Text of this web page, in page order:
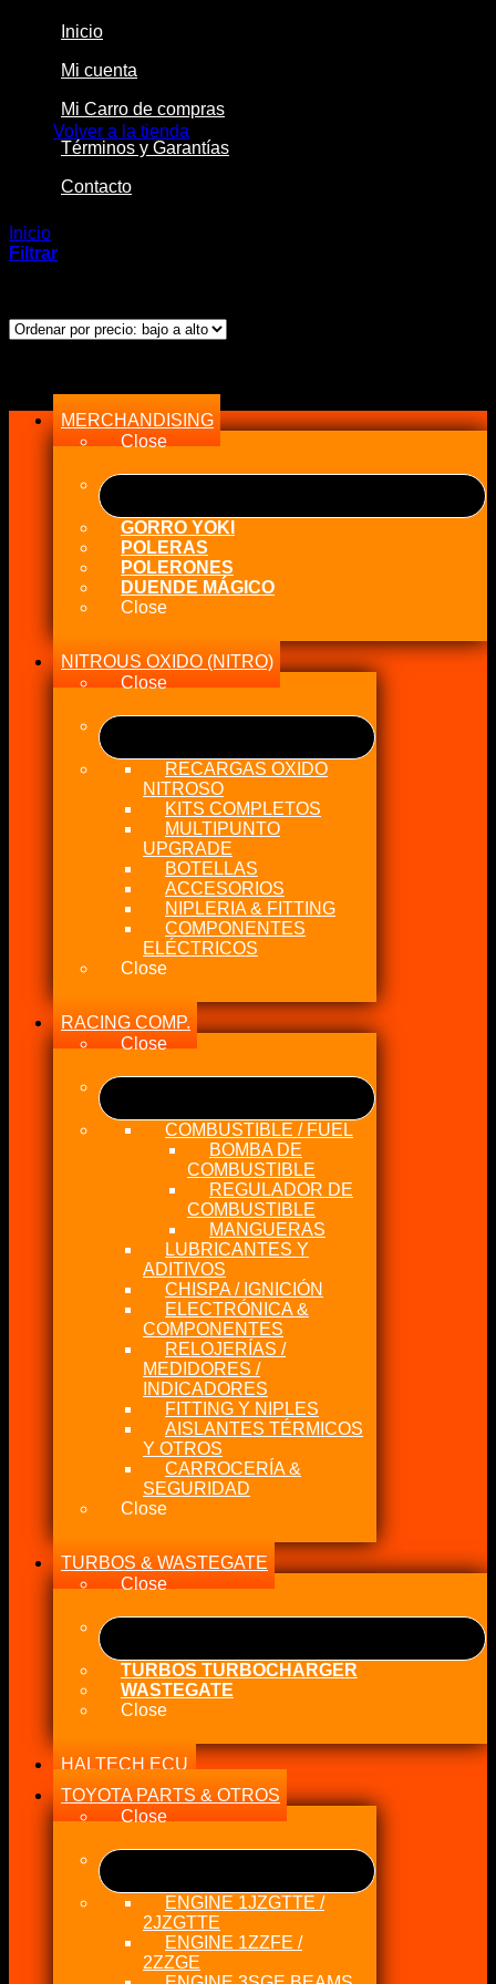
Volver a la tienda
Inicio
Mi cuenta
Mi Carro de compras
Términos y Garantías
Contacto
Inicio
Filtrar
MERCHANDISING
Close
GORRO YOKI
POLERAS
POLERONES
DUENDE MÁGICO
Close
NITROUS OXIDO (NITRO)
Close
RECARGAS OXIDO
NITROSO
KITS COMPLETOS
MULTIPUNTO
UPGRADE
BOTELLAS
ACCESORIOS
NIPLERIA & FITTING
COMPONENTES
ELÉCTRICOS
Close
RACING COMP.
Close
COMBUSTIBLE / FUEL
BOMBA DE
COMBUSTIBLE
REGULADOR DE
COMBUSTIBLE
MANGUERAS
LUBRICANTES Y
ADITIVOS
CHISPA / IGNICIÓN
ELECTRÓNICA &
COMPONENTES
RELOJERÍAS /
MEDIDORES /
INDICADORES
FITTING Y NIPLES
AISLANTES TÉRMICOS
Y OTROS
CARROCERÍA &
SEGURIDAD
Close
TURBOS & WASTEGATE
Close
TURBOS TURBOCHARGER
WASTEGATE
Close
HALTECH ECU
TOYOTA PARTS & OTROS
Close
ENGINE 1JZGTTE /
2JZGTTE
ENGINE 1ZZFE /
2ZZGE